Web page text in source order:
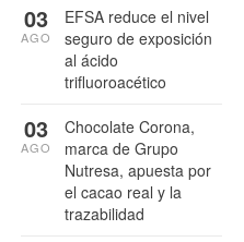
EFSA reduce el nivel
seguro de exposición
al ácido
trifluoroacético
03
AGO
Chocolate Corona,
marca de Grupo
Nutresa, apuesta por
el cacao real y la
trazabilidad
03
AGO